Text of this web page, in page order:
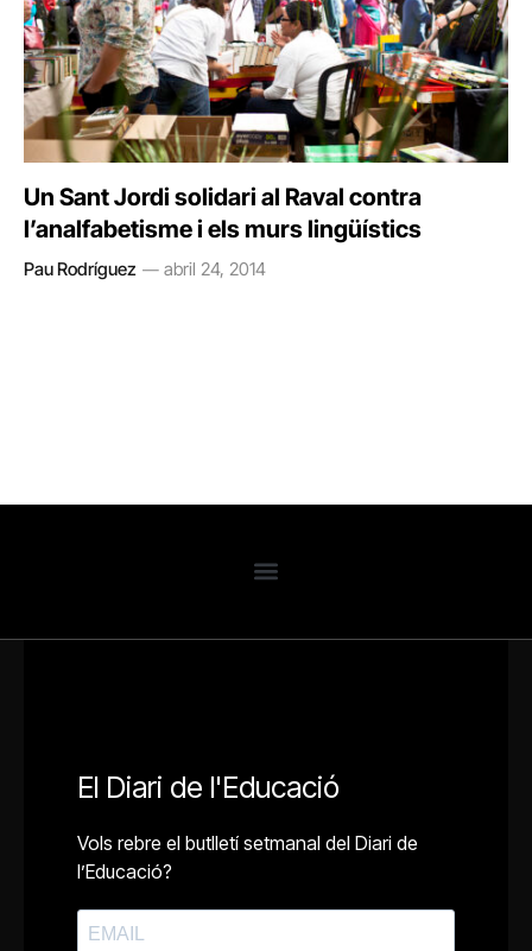
Un Sant Jordi solidari al Raval contra
l’analfabetisme i els murs lingüístics
Pau Rodríguez abril 24, 2014